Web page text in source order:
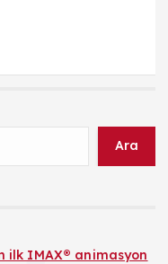
Ara
ilk IMAX® animasyon